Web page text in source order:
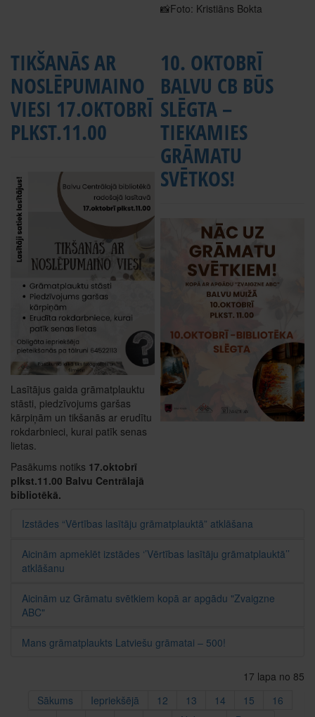
📸Foto: Kristiāns Bokta
TIKŠANĀS AR
NOSLĒPUMAINO
VIESI 17.OKTOBRĪ
PLKST.11.00
Lasītājus gaida grāmatplauktu
stāsti, piedzīvojums garšas
kārpiņām un tikšanās ar erudītu
rokdarbnieci, kurai patīk senas
lietas.
Pasākums notiks 17.oktobrī
plkst.11.00 Balvu Centrālajā
bibliotēkā.
10. OKTOBRĪ
BALVU CB BŪS
SLĒGTA –
TIEKAMIES
GRĀMATU
SVĒTKOS!
Izstādes “Vērtības lasītāju grāmatplauktā” atklāšana
Aicinām apmeklēt izstādes ‘’Vērtības lasītāju grāmatplauktā’’
atklāšanu
Aicinām uz Grāmatu svētkiem kopā ar apgādu "Zvaigzne
ABC"
Mans grāmatplaukts Latviešu grāmatai – 500!
17 lapa no 85
Sākums
Iepriekšējā 12 13 14 15
16